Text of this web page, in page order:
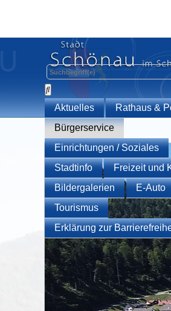
Aktuelles
Rathaus &
Bürgerservice
Einrichtungen / Soziales
Stadtinfo
Freizeit und
Bildergalerien
E-Auto
Tourismus
Erklärung zur